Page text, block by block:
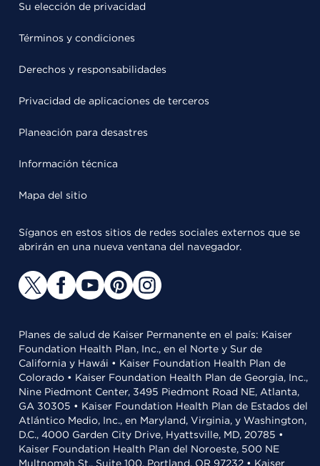
Su elección de privacidad
Términos y condiciones
Derechos y responsabilidades
Privacidad de aplicaciones de terceros
Planeación para desastres
Información técnica
Mapa del sitio
Síganos en estos sitios de redes sociales externos que se
abrirán en una nueva ventana del navegador.
Planes de salud de Kaiser Permanente en el país: Kaiser
Foundation Health Plan, Inc., en el Norte y Sur de
California y Hawái • Kaiser Foundation Health Plan de
Colorado • Kaiser Foundation Health Plan de Georgia, Inc.,
Nine Piedmont Center, 3495 Piedmont Road NE, Atlanta,
GA 30305 • Kaiser Foundation Health Plan de Estados del
Atlántico Medio, Inc., en Maryland, Virginia, y Washington,
D.C., 4000 Garden City Drive, Hyattsville, MD, 20785 •
Kaiser Foundation Health Plan del Noroeste, 500 NE
Multnomah St., Suite 100, Portland, OR 97232 • Kaiser